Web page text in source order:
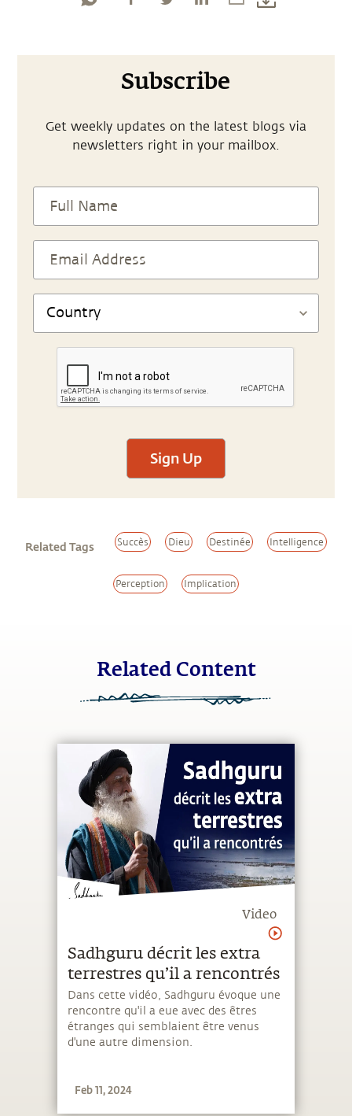
Subscribe
Get weekly updates on the latest blogs via
newsletters right in your mailbox.
Sign Up
Related Tags Succès Dieu Destinée Intelligence
Perception Implication
Related Content
Video
Sadhguru décrit les extra
terrestres qu’il a rencontrés
Dans cette vidéo, Sadhguru évoque une
rencontre qu'il a eue avec des êtres
étranges qui semblaient être venus
d'une autre dimension.
Feb 11, 2024